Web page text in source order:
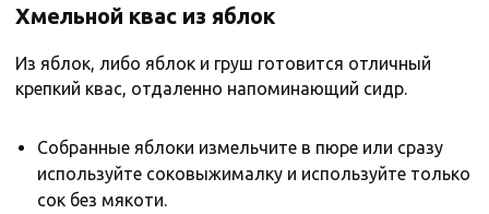
Хмельной квас из яблок
Из яблок, либо яблок и груш готовится отличный
крепкий квас, отдаленно напоминающий сидр.
Собранные яблоки измельчите в пюре или сразу
используйте соковыжималку и используйте только
сок без мякоти.